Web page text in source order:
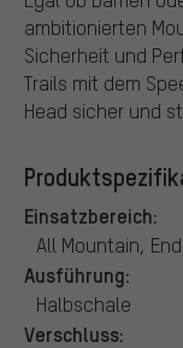
ambitionierten
Sicherheit und
Trails mit dem
Head sicher und
Einsatzbereich:
All Mountain,
Ausführung:
Halbschale
Verschluss: